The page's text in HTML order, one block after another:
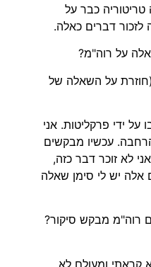
כבר על
דברים כאלה.
על רוה"מ?
על השאלה של
על ידי פרקליטות. אני
עכשיו מבקשים
לא זוכר דבר כזה,
אלה יש לי סימן שאלה
רוה"מ מבקש סיקור?
קראתי ומעולם לא